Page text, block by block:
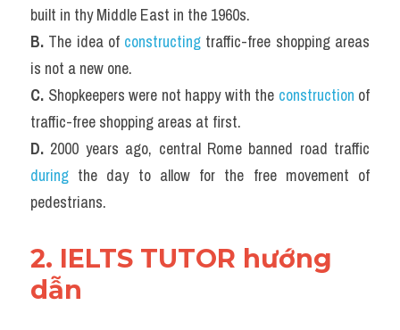
built in thy Middle East in the 1960s.
B. The idea of constructing traffic-free shopping areas
is not a new one.
C. Shopkeepers were not happy with the construction of
traffic-free shopping areas at first.
D.
during the day to allow for the free movement of
pedestrians.
2. IELTS TUTOR hướng
dẫn